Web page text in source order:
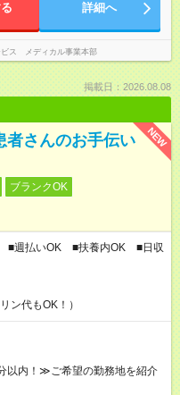
詳細へ
ビス メディカル事業本部
掲載日：2026.08.08
NEW
者さんのお手伝い
ブランクOK
■週払いOK ■扶養内OK ■日収
ン代もOK！）
以内！≫ご希望の勤務地を紹介